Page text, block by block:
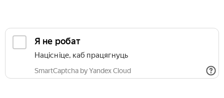
Я не робат
Націсніце, каб працягнуць
SmartCaptcha by Yandex Cloud